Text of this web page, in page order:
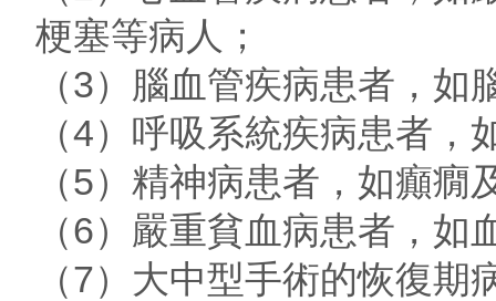
梗塞等病人；
（3）腦血管疾病患者，
（4）呼吸系統疾病患者
（5）精神病患者，如癲癇
（6）嚴重貧血病患者，
（7）大中型手術的恢復期